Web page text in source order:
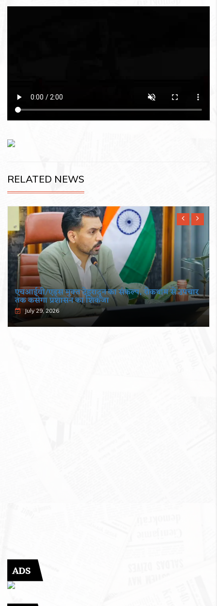
RELATED NEWS
एचआईवी/एड्स मुक्त देहरादून का संकल्प, रोकथाम से उपचार
तक कसेगा प्रशासन का शिकंजा
July 29, 2026
ADS